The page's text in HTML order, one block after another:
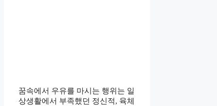
꿈속에서 우유를 마시는 행위는 일
상생활에서 부족했던 정신적, 육체